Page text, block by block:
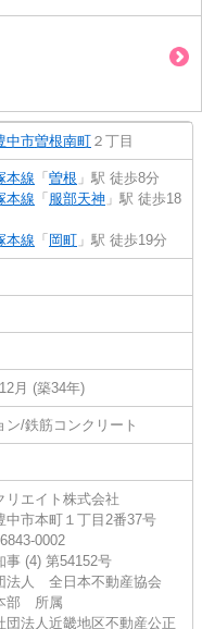
中市曽根南町 ２丁目
本線 「 曽根 」駅 徒歩8分
本線 「 服部天神 」駅 徒歩18
本線 「 岡町 」駅 徒歩19分
月 (築34年)
ン/鉄筋コンクリート
リエイト株式会社
中市本町１丁目2番37号
0002
事 (4) 第54152号
法人 全日本不動産協会
部 所属
法人近畿地区不動産公正